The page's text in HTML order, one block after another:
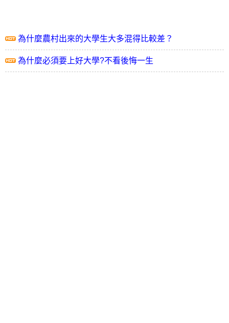
為什麼農村出來的大學生大多混得比較差？
為什麼必須要上好大學?不看後悔一生